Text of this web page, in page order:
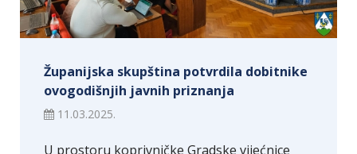
Županijska skupština potvrdila dobitnike
ovogodišnjih javnih priznanja
11.03.2025.
U prostoru koprivničke Gradske vijećnice